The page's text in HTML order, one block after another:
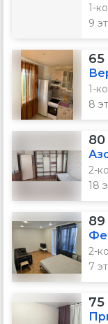
1-
9
1-
8
2-
18
2-
7